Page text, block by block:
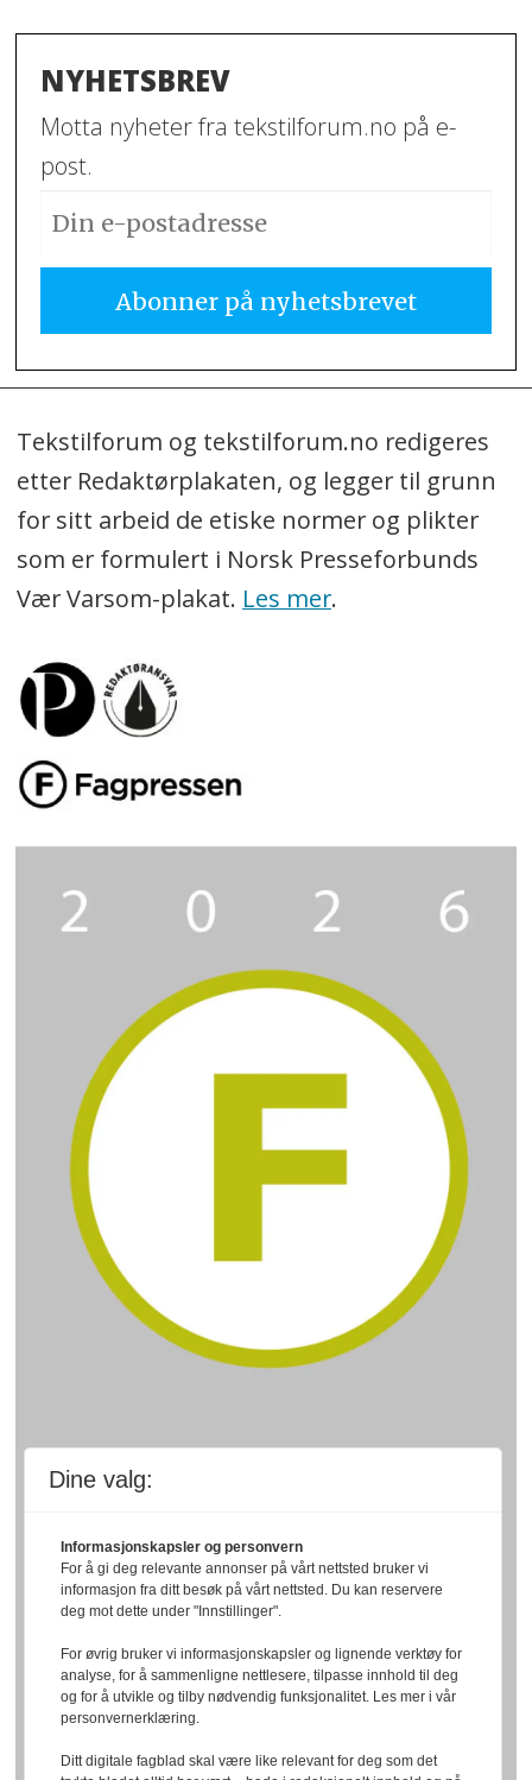
NYHETSBREV
Motta nyheter fra tekstilforum.no på e-
post.
Tekstilforum og tekstilforum.no redigeres
etter Redaktørplakaten, og legger til grunn
for sitt arbeid de etiske normer og plikter
som er formulert i Norsk Presseforbunds
Vær Varsom-plakat. Les mer.
Dine valg:
Informasjonskapsler og personvern
For å gi deg relevante annonser på vårt nettsted bruker vi
informasjon fra ditt besøk på vårt nettsted. Du kan reservere
deg mot dette under "Innstillinger".
For øvrig bruker vi informasjonskapsler og lignende verktøy for
analyse, for å sammenligne nettlesere, tilpasse innhold til deg
og for å utvikle og tilby nødvendig funksjonalitet. Les mer i vår
personvernerklæring.
Ditt digitale fagblad skal være like relevant for deg som det